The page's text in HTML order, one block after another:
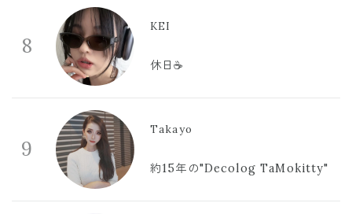
8
KEI
休日☕️
9
Takayo
約15年の"Decolog TaMokitty"